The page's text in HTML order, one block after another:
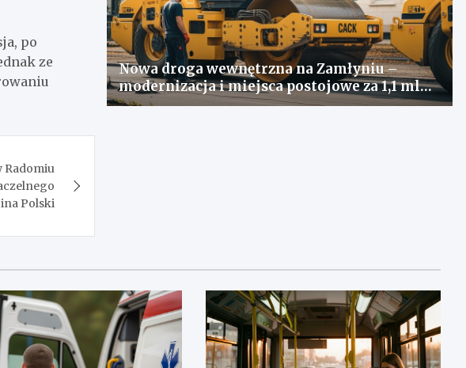
po
ze
Radomiu
Polski
Nowa droga wewnętrzna na Zamłyniu –
modernizacja i miejsca postojowe za 1,1 mln
zł